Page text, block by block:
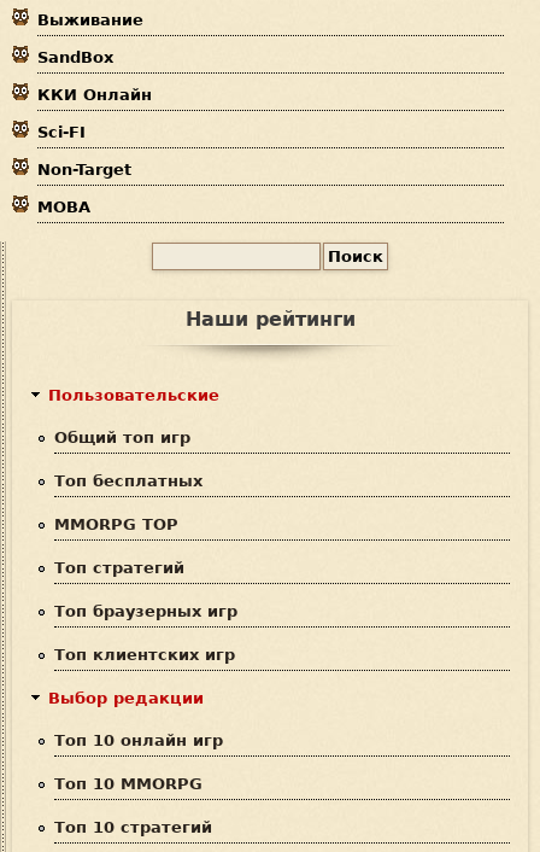
е
с
ь
Выживание
SandBox
ККИ Онлайн
Sci-FI
Non-Target
MOBA
Наши рейтинги
Пользовательские
Общий топ игр
Топ бесплатных
MMORPG TOP
Топ стратегий
Топ браузерных игр
Топ клиентских игр
Выбор редакции
Топ 10 онлайн игр
Топ 10 MMORPG
Топ 10 стратегий